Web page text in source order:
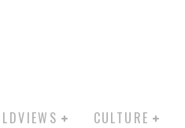
CULTURE